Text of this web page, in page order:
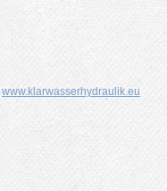
www.klarwasserhydraulik.eu